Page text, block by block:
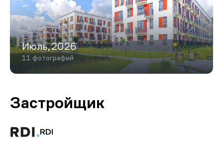
Июль,2026
11 фотографий
Застройщик
RDI